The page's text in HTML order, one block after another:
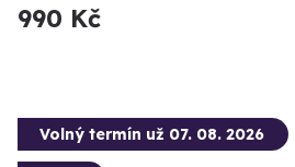
990 Kč
Volný termín už 07. 08. 2026